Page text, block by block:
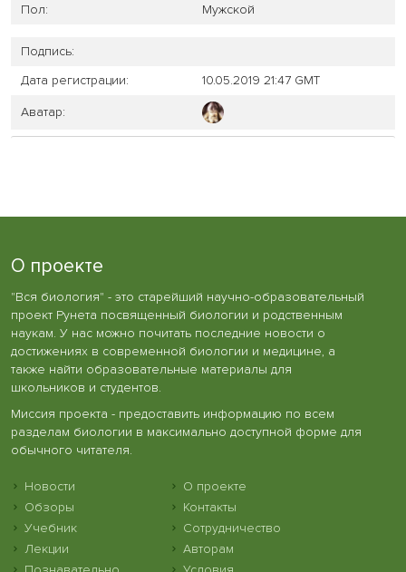
Пол:
Мужской
Подпись:
Дата регистрации:
10.05.2019 21:47 GMT
Аватар:
О проекте
"Вся биология" - это старейший научно-образовательный
проект Рунета посвященный биологии и родственным
наукам. У нас можно почитать последние новости о
достижениях в современной биологии и медицине, а
также найти образовательные материалы для
школьников и студентов.
Миссия проекта - предоставить информацию по всем
разделам биологии в максимально доступной форме для
обычного читателя.
Новости
Обзоры
Учебник
Лекции
О проекте
Контакты
Сотрудничество
Авторам